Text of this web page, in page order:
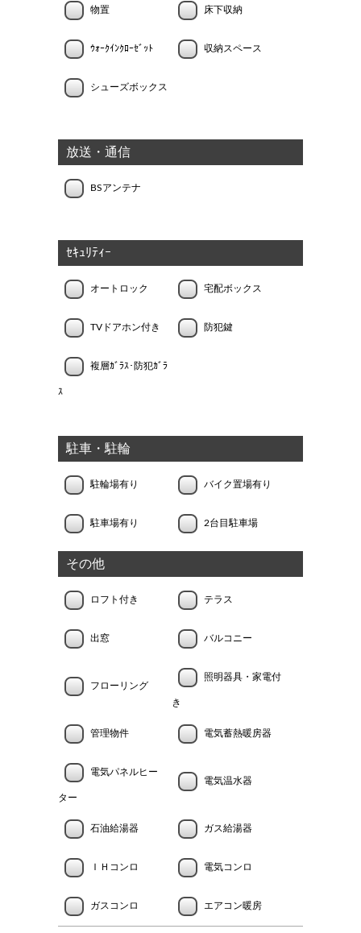
物置 床下収納
ｳｫｰｸｲﾝｸﾛｰｾﾞｯﾄ 収納スペース
シューズボックス
放送・通信
BSアンテナ
ｾｷｭﾘﾃｨｰ
オートロック 宅配ボックス
TVドアホン付き 防犯鍵
複層ｶﾞﾗｽ･防犯ｶﾞﾗ
ｽ
駐車・駐輪
駐輪場有り バイク置場有り
駐車場有り 2台目駐車場
その他
ロフト付き テラス
出窓 バルコニー
フローリング
照明器具・家電付
き
管理物件 電気蓄熱暖房器
電気パネルヒー
ター
電気温水器
石油給湯器 ガス給湯器
ＩＨコンロ 電気コンロ
ガスコンロ エアコン暖房